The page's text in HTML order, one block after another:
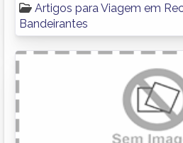
Artigos para Viagem em
Bandeirantes